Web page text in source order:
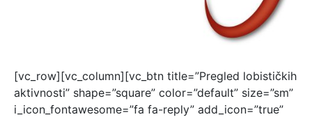
[vc_row][vc_column][vc_btn title=”Pregled lobističkih
aktivnosti” shape=”square” color=”default” size=”sm”
i_icon_fontawesome=”fa fa-reply” add_icon=”true”